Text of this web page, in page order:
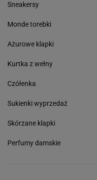
Sneakersy
Monde torebki
Ażurowe klapki
Kurtka z wełny
Czółenka
Sukienki wyprzedaż
Skórzane klapki
Perfumy damskie